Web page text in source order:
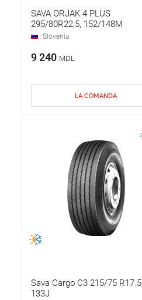
SAVA ORJAK 4 PLUS
295/80R22,5, 152/148M
Slovenia
9 240 MDL
LA COMANDA
Sava Cargo C3 215/75 R17.5
133J